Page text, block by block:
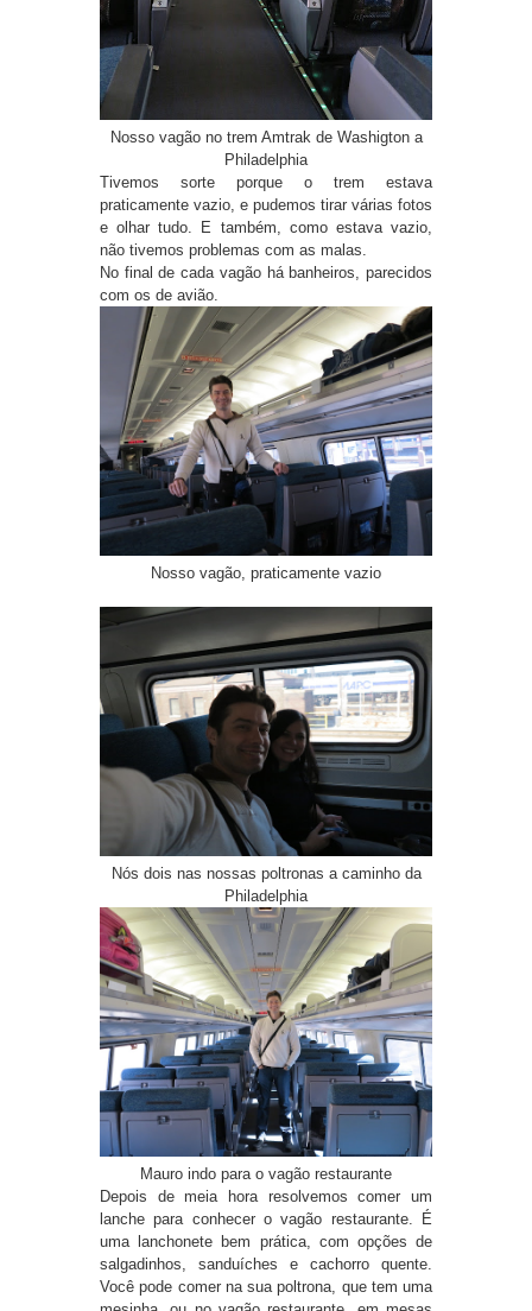
Nosso vagão no trem Amtrak de Washigton a
Philadelphia
Tivemos sorte porque o trem estava
praticamente vazio, e pudemos tirar várias fotos
e olhar tudo. E também, como estava vazio,
não tivemos problemas com as malas.
No final de cada vagão há banheiros, parecidos
com os de avião.
Nosso vagão, praticamente vazio
Nós dois nas nossas poltronas a caminho da
Philadelphia
Mauro indo para o vagão restaurante
Depois de meia hora resolvemos comer um
lanche para conhecer o vagão restaurante. É
uma lanchonete bem prática, com opções de
salgadinhos, sanduíches e cachorro quente.
Você pode comer na sua poltrona, que tem uma